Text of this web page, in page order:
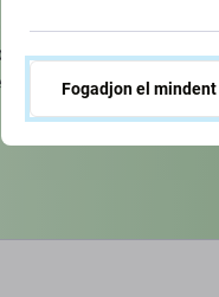
javítjuk szén-
arról, hogyan alakítjuk
Fogadjon el mindent